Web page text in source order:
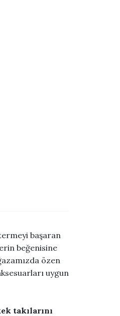
başaran
beğenisine
özen
uygun
takılarını